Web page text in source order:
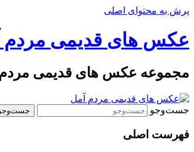
پرش به محتوای اصلی
عکس های قدیمی مردم
مجموعه عکس های قدیمی مردم
جست‌وجو
فهرست اصلی